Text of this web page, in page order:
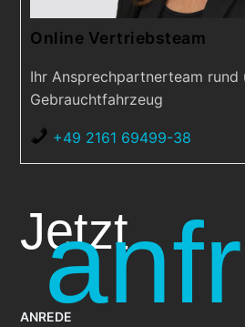
Online Vertriebsteam
Ihr Ansprechpartnerteam rund
Gebrauchtfahrzeug
+49 2161 69499-38
Jetzt
ANREDE